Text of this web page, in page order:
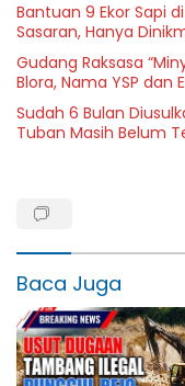
Bantuan 9 Ekor Sapi
Sasaran, Hanya
Gudang Raksasa
Blora, Nama YSP dan
Sudah 6 Bulan
Tuban Masih Belum
Baca Juga